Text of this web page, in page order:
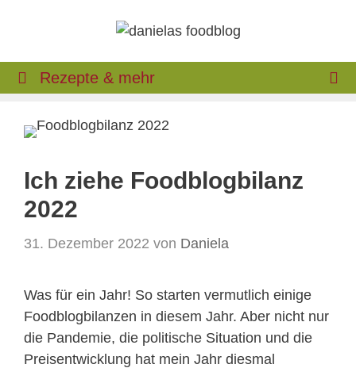
Rezepte & mehr
Ich ziehe Foodblogbilanz
2022
31. Dezember 2022 von Daniela
Was für ein Jahr! So starten vermutlich einige
Foodblogbilanzen in diesem Jahr. Aber nicht nur
die Pandemie, die politische Situation und die
Preisentwicklung hat mein Jahr diesmal